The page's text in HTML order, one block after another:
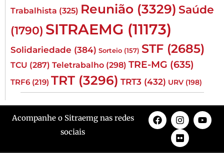
Trabalhista (325) Reunião (3329) Saúde
(1790) SITRAEMG (11173)
Solidariedade (384) Sorteio (157) STF (2685)
TCU (287) Teletrabalho (298) TRE-MG (635)
TRF6 (219) TRT (3296) TRT3 (432) URV (198)
Acompanhe o Sitraemg nas redes
sociais